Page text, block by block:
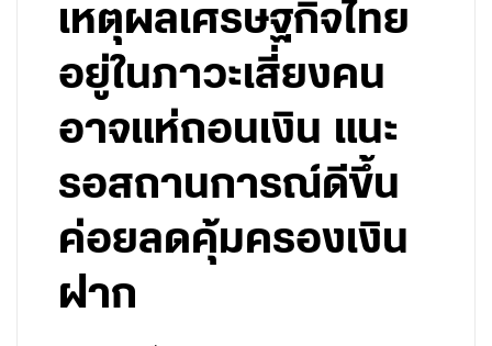
เหตุผลเศรษฐกิจไทย
อยู่ในภาวะเสี่ยงคน
อาจแห่ถอนเงิน แนะ
รอสถานการณ์ดีขึ้น
ค่อยลดคุ้มครองเงิน
ฝาก